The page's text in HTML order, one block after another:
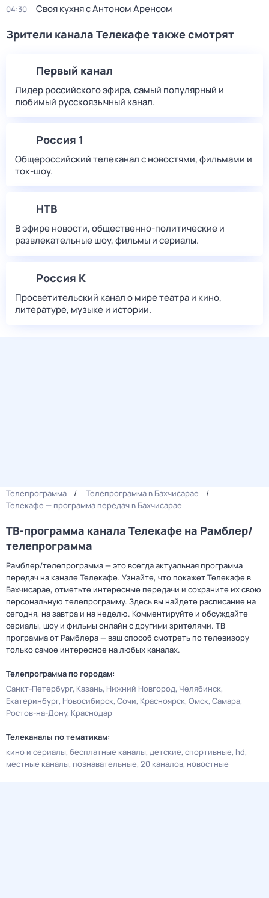
04:30 Своя кухня с Антоном Аренсом
Зрители канала Телекафе также смотрят
Первый канал
Лидер российского эфира, самый популярный и
любимый русскоязычный канал.
Россия 1
Общероссийский телеканал с новостями, фильмами и
ток-шоу.
НТВ
В эфире новости, общественно-политические и
развлекательные шоу, фильмы и сериалы.
Россия К
Просветительский канал о мире театра и кино,
литературе, музыке и истории.
Телепрограмма
Телепрограмма в Бахчисарае
Телекафе — программа передач в Бахчисарае
ТВ-программа канала Телекафе на Рамблер/
телепрограмма
Рамблер/телепрограмма — это всегда актуальная программа
передач на канале Телекафе. Узнайте, что покажет Телекафе в
Бахчисарае, отметьте интересные передачи и сохраните их свою
персональную телепрограмму. Здесь вы найдете расписание на
сегодня, на завтра и на неделю. Комментируйте и обсуждайте
сериалы, шоу и фильмы онлайн с другими зрителями. ТВ
программа от Рамблера — ваш способ смотреть по телевизору
только самое интересное на любых каналах.
Телепрограмма по городам:
Санкт-Петербург Казань Нижний Новгород Челябинск
Екатеринбург Новосибирск Сочи Красноярск Омск Самара
Ростов-на-Дону Краснодар
Телеканалы по тематикам:
кино и сериалы бесплатные каналы детские спортивные hd
местные каналы познавательные 20 каналов новостные